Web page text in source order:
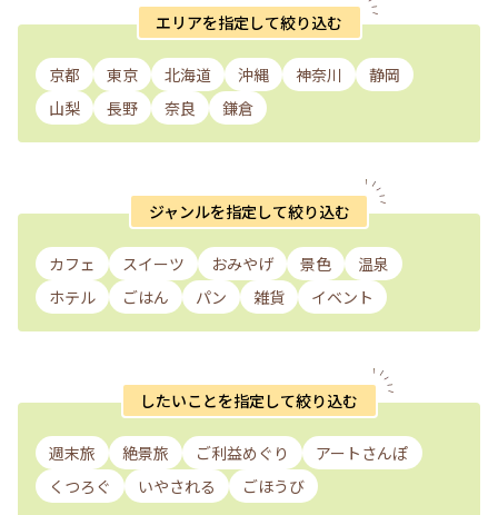
エリアを指定して絞り込む
京都 東京 北海道 沖縄 神奈川
静岡
山梨
長野 奈良 鎌倉
ジャンルを指定して絞り込む
カフェ スイーツ おみやげ 景色
温泉
ホテル
ごはん パン 雑貨 イベント
したいことを指定して絞り込む
週末旅 絶景旅 ご利益めぐり
アートさんぽ
くつろぐ
いやされる ごほうび